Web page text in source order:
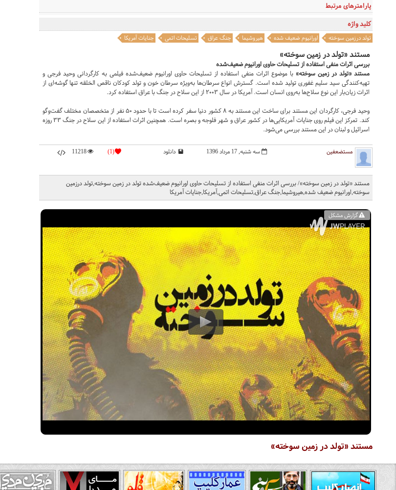
مستند «تولد در زمین سوخته»
گزارش مشکل
مستند «تولد در زمین سوخته»/ بررسی اثرات منفی استفاده از تسلیحات حاوی اورانیوم ضعیف‌شده تولد در زمین سوخته,تولد درزمین
سوخته,اورانیوم ضعیف شده,هیروشیما,جنگ عراق,تسلیحات اتمی,آمریکا,جنایات آمریکا
مستضعفین سه شنبه, 17 مرداد 1396 دانلود (1)
11218
مستند «تولد در زمین سوخته»
بررسی اثرات منفی استفاده از تسلیحات حاوی اورانیوم ضعیف‌شده
مستند «تولد در زمین سوخته» با موضوع اثرات منفی استفاده از تسلیحات حاوی اورانیوم ضعیف‌شده فیلمی به کارگردانی وحید فرجی و
تهیه‌کنندگی سید سلیم غفوری تولید شده است. گسترش انواع سرطان‌ها به‌ویژه سرطان خون و تولد کودکان ناقص الخلقه تنها گوشه‌ای از
اثرات زیان‌بار این نوع سلاح‌‎ها به‌روی انسان است. آمریکا در سال ۲۰۰۳ از این سلاح در جنگ با عراق استفاده کرد.
وحید فرجی، کارگردان این مستند برای ساخت این مستند به ۸ کشور دنیا سفر کرده است تا با حدود ۵۰ نفر از متخصصان مختلف گفت‌‌وگو
کند. تمرکز این فیلم روی جنایات آمریکایی‌ها در کشور عراق و شهر فلوجه و بصره است. همچنین اثرات استفاده از این سلاح در جنگ ۳۳ روزه
اسرائیل و لبنان در این مستند بررسی می‌شود.
کلید واژه
تولد درزمین سوخته اورانیوم ضعیف شده هیروشیما جنگ عراق تسلیحات اتمی جنایات آمریکا
پارامترهای مرتبط